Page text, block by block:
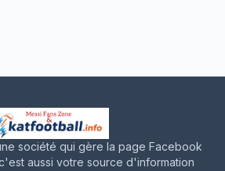
société qui gère la page Facebook
aussi votre source d'information